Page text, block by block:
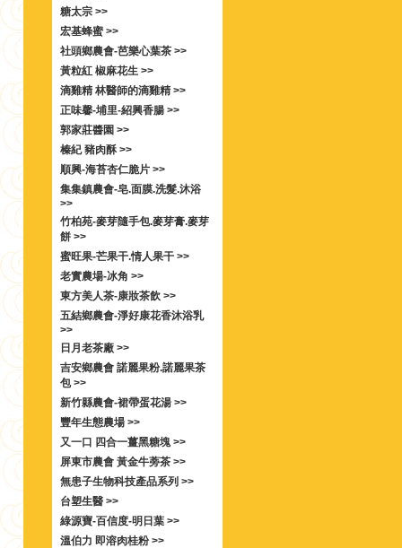
糖太宗 >>
宏基蜂蜜 >>
社頭鄉農會-芭樂心葉茶 >>
黃粒紅 椒麻花生 >>
滴雞精 林醫師的滴雞精 >>
正味馨-埔里-紹興香腸 >>
郭家莊醬園 >>
榛紀 豬肉酥 >>
順興-海苔杏仁脆片 >>
集集鎮農會-皂.面膜.洗髮.沐浴
>>
竹柏苑-麥芽隨手包.麥芽膏.麥芽
餅 >>
蜜旺果-芒果干.情人果干 >>
老實農場-冰角 >>
東方美人茶-康妝茶飲 >>
五結鄉農會-淨好康花香沐浴乳
>>
日月老茶廠 >>
吉安鄉農會 諾麗果粉.諾麗果茶
包 >>
新竹縣農會-裙帶蛋花湯 >>
豐年生態農場 >>
又一口 四合一薑黑糖塊 >>
屏東市農會 黃金牛蒡茶 >>
無患子生物科技產品系列 >>
台塑生醫 >>
綠源寶-百信度-明日葉 >>
溫伯力 即溶肉桂粉 >>